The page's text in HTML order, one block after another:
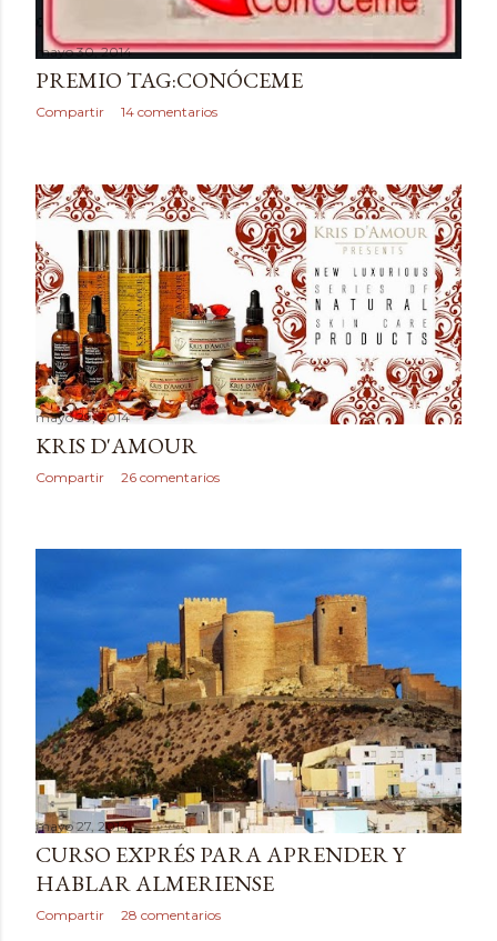
mayo 30, 2014
PREMIO TAG:CONÓCEME
Compartir 14 comentarios
mayo 29, 2014
KRIS D'AMOUR
Compartir 26 comentarios
mayo 27, 2014
CURSO EXPRÉS PARA APRENDER Y
HABLAR ALMERIENSE
Compartir 28 comentarios